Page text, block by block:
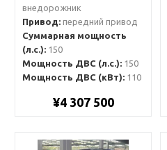
внедорожник
Привод:передний привод
Суммарная мощность
(л.с.):150
Мощность ДВС (л.с.):150
Мощность ДВС (кВт):110
¥4 307 500